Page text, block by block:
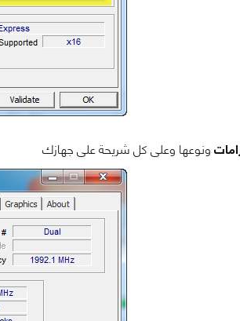
ونوعها وعلى كل شريحة على جهازك